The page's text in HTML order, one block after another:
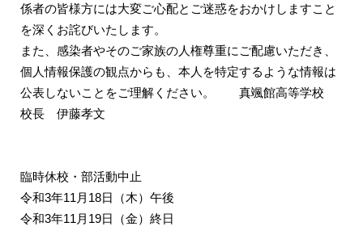
係者の皆様方には大変ご心配とご迷惑をおかけしますこと
を深くお詫びいたします。
また、感染者やそのご家族の人権尊重にご配慮いただき、
個人情報保護の観点からも、本人を特定するような情報は
公表しないことをご理解ください。 真颯館高等学校
校長 伊藤孝文
臨時休校・部活動中止
令和3年11月18日（木）午後
令和3年11月19日（金）終日